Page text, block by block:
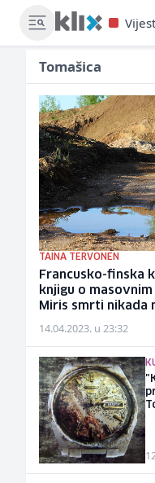
Tomašica
TAINA TERVONEN
Francusko-finska
knjigu o
Miris smrti nikada
14.04.2023. u 23:32